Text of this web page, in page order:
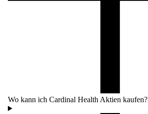
Wo kann ich Cardinal Health Aktien kaufen?